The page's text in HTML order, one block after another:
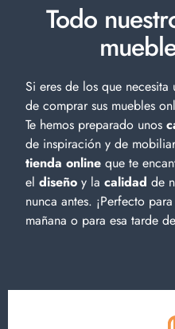
Todo
Si eres de los que
de comprar sus muebles
Te hemos preparado unos
de inspiración y de
tienda online que te
el diseño y la calidad de
nunca antes. ¡Perfecto
mañana o para esa tarde